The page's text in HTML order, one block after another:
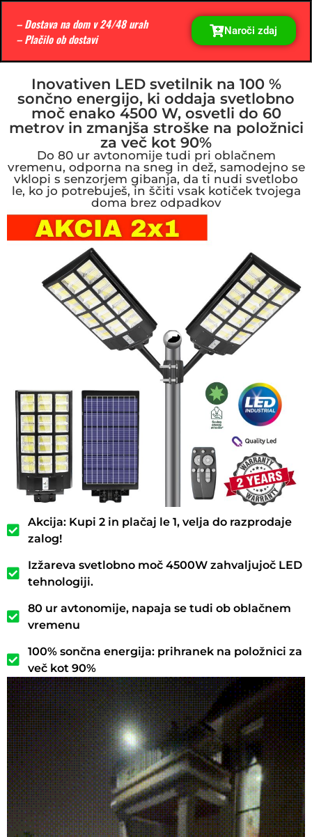
– Dostava na dom v 24/48 urah
– Plačilo ob dostavi
Naroči zdaj
Inovativen LED svetilnik na 100 %
sončno energijo, ki oddaja svetlobno
moč enako 4500 W, osvetli do 60
metrov in zmanjša stroške na položnici
za več kot 90%
Do 80 ur avtonomije tudi pri oblačnem
vremenu, odporna na sneg in dež, samodejno se
vklopi s senzorjem gibanja, da ti nudi svetlobo
le, ko jo potrebuješ, in ščiti vsak kotiček tvojega
doma brez odpadkov
Akcija: Kupi 2 in plačaj le 1, velja do razprodaje
zalog!
Izžareva svetlobno moč 4500W zahvaljujoč LED
tehnologiji.
80 ur avtonomije, napaja se tudi ob oblačnem
vremenu
100% sončna energija: prihranek na položnici za
več kot 90%